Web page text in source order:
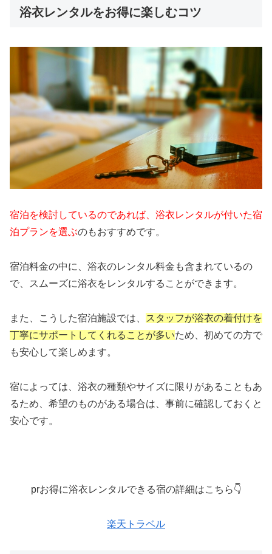
浴衣レンタルをお得に楽しむコツ
宿泊を検討しているのであれば、浴衣レンタルが付いた宿
泊プランを選ぶのもおすすめです。
宿泊料金の中に、浴衣のレンタル料金も含まれているの
で、スムーズに浴衣をレンタルすることができます。
また、こうした宿泊施設では、
スタッフが浴衣の着付けを
丁寧にサポートしてくれることが多いため、初めての方で
も安心して楽しめます。
宿によっては、浴衣の種類やサイズに限りがあることもあ
るため、希望のものがある場合は、事前に確認しておくと
安心です。
prお得に浴衣レンタルできる宿の詳細はこちら👇
楽天トラベル